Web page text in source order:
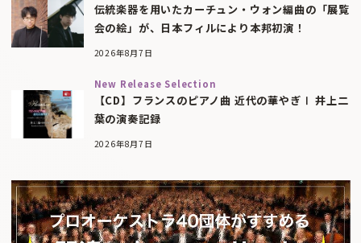
伝統楽器を用いたカーチュン・ウォン編曲の「展覧
会の絵」が、日本フィルにより本邦初演！
2026年8月7日
New Release Selection
【CD】フランスのピアノ曲 近代の華やぎⅠ 井上二
葉の演奏記録
2026年8月7日